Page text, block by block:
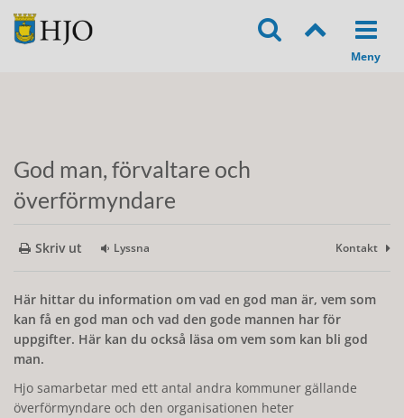
God man, förvaltare och
överförmyndare
Skriv ut Lyssna Kontakt
Här hittar du information om vad en god man är, vem som
kan få en god man och vad den gode mannen har för
uppgifter. Här kan du också läsa om vem som kan bli god
man.
Hjo samarbetar med ett antal andra kommuner gällande
överförmyndare och den organisationen heter